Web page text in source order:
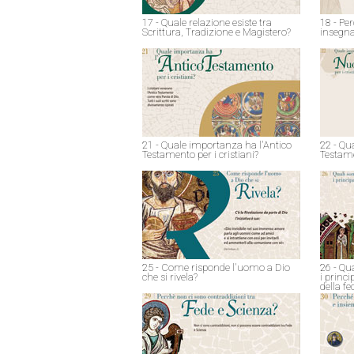
17 - Quale relazione esiste tra
Scrittura, Tradizione e Magistero?
18 -
21 - Quale importanza ha l'Antico
Testamento per i cristiani?
22 -
25 - Come risponde l'uomo a Dio
che si rivela?
26 -
i
della